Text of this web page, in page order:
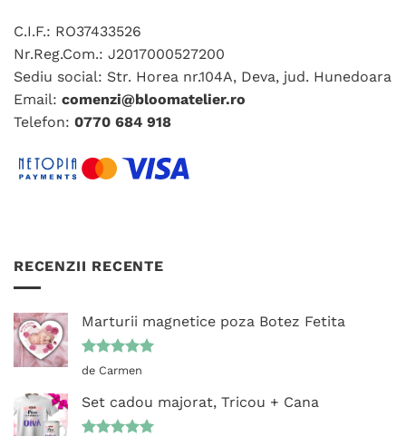
pot
alese
pagina
produsului.
pagina
C.I.F.: RO37433526
Nr.Reg.Com.: J2017000527200
Sediu social: Str. Horea nr.104A, Deva, jud. Hunedoara
Email: comenzi@bloomatelier.ro
Telefon: 0770 684 918
RECENZII RECENTE
Marturii magnetice poza Botez Fetita
Evaluat la
de Carmen
Set cadou majorat, Tricou + Cana